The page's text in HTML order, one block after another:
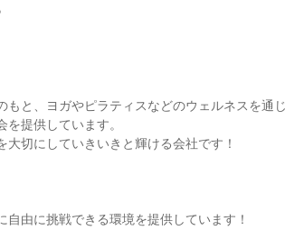
もと、ヨガやピラティスなどのウェルネスを通じ
提供しています。
切にしていきいきと輝ける会社です！
由に挑戦できる環境を提供しています！